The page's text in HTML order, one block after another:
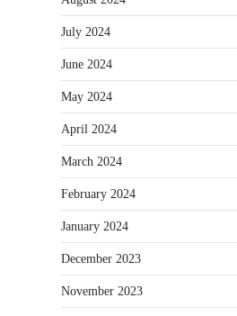
July 2024
June 2024
May 2024
April 2024
March 2024
February 2024
January 2024
December 2023
November 2023